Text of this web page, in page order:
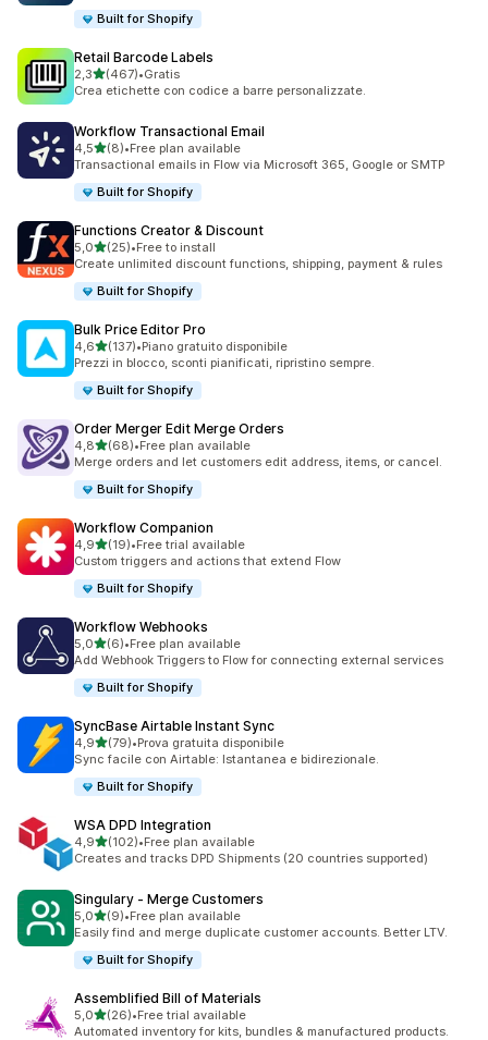
Built for Shopify
Retail Barcode Labels
2,3stelle su 5
(467)
467 recensioni totali
•Gratis
Crea etichette con codice a barre personalizzate.
Workflow Transactional Email
4,5stelle su 5
(8)
8 recensioni totali
•Free plan available
Transactional emails in Flow via Microsoft 365, Google or SMTP
Built for Shopify
Functions Creator & Discount
5,0stelle su 5
(25)
25 recensioni totali
•Free to install
Create unlimited discount functions, shipping, payment & rules
Built for Shopify
Bulk Price Editor Pro
4,6stelle su 5
(137)
137 recensioni totali
•Piano gratuito disponibile
Prezzi in blocco, sconti pianificati, ripristino sempre.
Built for Shopify
Order Merger Edit Merge Orders
4,8stelle su 5
(68)
68 recensioni totali
•Free plan available
Merge orders and let customers edit address, items, or cancel.
Built for Shopify
Workflow Companion
4,9stelle su 5
(19)
19 recensioni totali
•Free trial available
Custom triggers and actions that extend Flow
Built for Shopify
Workflow Webhooks
5,0stelle su 5
(6)
6 recensioni totali
•Free plan available
Add Webhook Triggers to Flow for connecting external services
Built for Shopify
SyncBase Airtable Instant Sync
4,9stelle su 5
(79)
79 recensioni totali
•Prova gratuita disponibile
Sync facile con Airtable: Istantanea e bidirezionale.
Built for Shopify
WSA DPD Integration
4,9stelle su 5
(102)
102 recensioni totali
•Free plan available
Creates and tracks DPD Shipments (20 countries supported)
Singulary ‑ Merge Customers
5,0stelle su 5
(9)
9 recensioni totali
•Free plan available
Easily find and merge duplicate customer accounts. Better LTV.
Built for Shopify
Assemblified Bill of Materials
5,0stelle su 5
(26)
26 recensioni totali
•Free trial available
Automated inventory for kits, bundles & manufactured products.